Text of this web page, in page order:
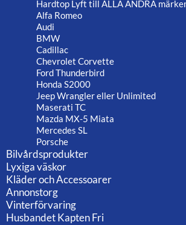
Hardtop Lyft till ALLA ANDRA
Alfa Romeo
Audi
BMW
Cadillac
Chevrolet Corvette
Ford Thunderbird
Honda S2000
Jeep Wrangler eller Unlimited
Maserati TC
Mazda MX-5 Miata
Mercedes SL
Porsche
Bilvårdsprodukter
Lyxiga väskor
Kläder och Accessoarer
Annonstorg
Vinterförvaring
Husbandet Kapten Fri